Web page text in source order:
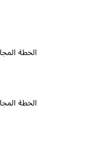
الخطة المجانية ٠
الخطة المجانية ٠